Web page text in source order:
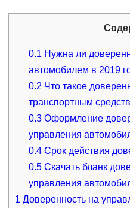
0.1 Нужна ли
автомобилем в 2019
0.2 Что такое
транспортным
0.3 Оформление
управления
0.4 Срок действия
0.5 Скачать бланк
управления
1 Доверенность на